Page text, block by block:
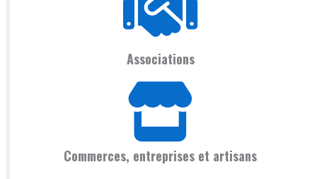
Associations
Commerces, entreprises et artisans